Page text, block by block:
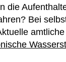
die
Bei